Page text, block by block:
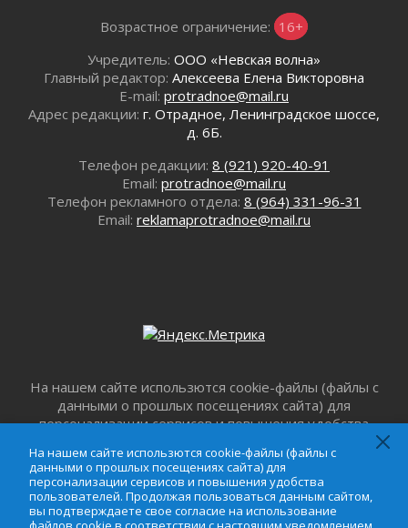
Ленобласть внедрила передовую подготовку
операторов БПЛА
В Ивангороде появилась «Избушка-
воробушка»
02 августа 2026
Юхла, мука, кантеле и Водяной
01 августа 2026
Лето катится с горки
01 августа 2026
В Ленобласти открылась экспозиция к 150-
Болезнь девственниц и вампиров
01 августа 2026
В музей всей семьёй
Без заявлений и очередей
01 августа 2026
Не женское это дело...уверены?
Возрастное ограничение: 16+
Учредитель: ООО «Невская волна»
Главный редактор: Алексеева Елена Викторовна
E-mail: protradnoe@mail.ru
Адрес редакции: г. Отрадное, Ленинградское шоссе,
д. 6Б.
Телефон редакции: 8 (921) 920-40-91
Email: protradnoe@mail.ru
Телефон рекламного отдела: 8 (964) 331-96-31
Email: reklamaprotradnoe@mail.ru
На нашем сайте использются cookie-файлы (файлы с
данными о прошлых посещениях сайта) для
персонализации сервисов и повышения удобства
сайтом, вы подтверждаете свое согласие на
использование файлов cookie в соответствии с
настоящим уведомлением,Пользовательским
соглашениемиСоглашением о
На нашем сайте использются cookie-файлы (файлы с
данными о прошлых посещениях сайта) для
персонализации сервисов и повышения удобства
пользователей. Продолжая пользоваться данным сайтом,
вы подтверждаете свое согласие на использование